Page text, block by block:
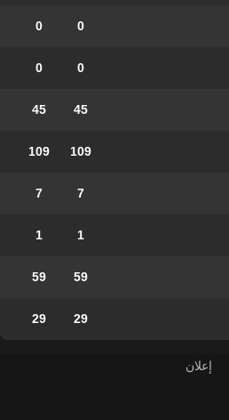
0
0
0
0
45
45
109
109
7
7
1
1
59
59
29
29